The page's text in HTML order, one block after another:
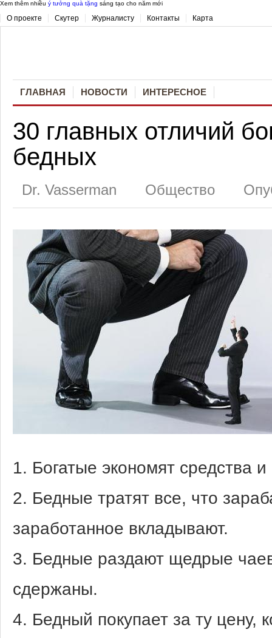
Xem thêm nhiều ý tưởng quà tặng sáng tạo cho năm mới
О проекте Скутер Журналисту Контакты Карта
ГЛАВНАЯ НОВОСТИ ИНТЕРЕСНОЕ
30 главных отличий
бедных
Dr. Vasserman Общество
1. Богатые экономят средства
2. Бедные тратят все, что
заработанное вкладывают.
3. Бедные раздают щедрые
сдержаны.
4. Бедный покупает за ту цену,